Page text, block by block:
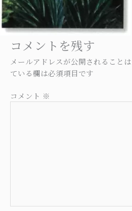
コメントを残す
メールアドレスが公開されることは
ている欄は必須項目です
コメント ※